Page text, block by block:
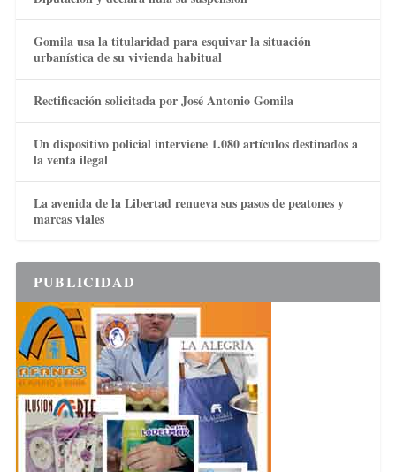
Gomila usa la titularidad para esquivar la situación
urbanística de su vivienda habitual
Rectificación solicitada por José Antonio Gomila
Un dispositivo policial interviene 1.080 artículos destinados a
la venta ilegal
La avenida de la Libertad renueva sus pasos de peatones y
marcas viales
PUBLICIDAD